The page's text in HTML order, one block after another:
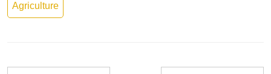
Agriculture